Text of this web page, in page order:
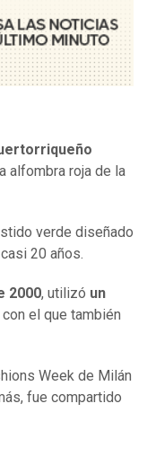
alfombra roja de la
verde diseñado
20 años.
2000, utilizó un
con el que también
Week de Milán
fue compartido